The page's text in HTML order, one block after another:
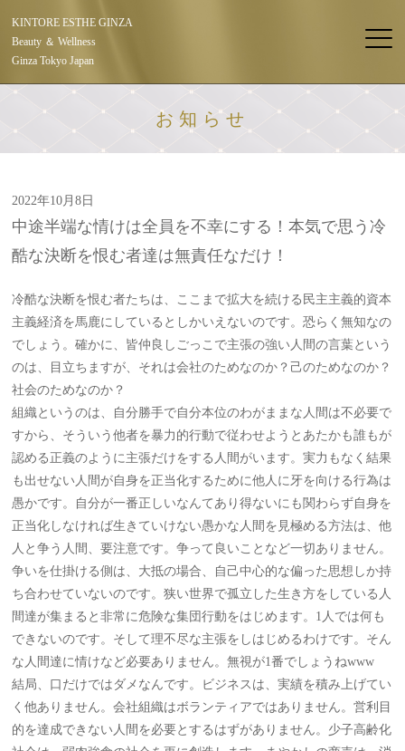
KINTORE ESTHE GINZA
Beauty ＆ Wellness
Ginza Tokyo Japan
お知らせ
2022年10月8日
中途半端な情けは全員を不幸にする！本気で思う冷
酷な決断を恨む者達は無責任なだけ！
冷酷な決断を恨む者たちは、ここまで拡大を続ける民主主義的資本
主義経済を馬鹿にしているとしかいえないのです。恐らく無知なの
でしょう。確かに、皆仲良しごっこで主張の強い人間の言葉という
のは、目立ちますが、それは会社のためなのか？己のためなのか？
社会のためなのか？
組織というのは、自分勝手で自分本位のわがままな人間は不必要で
すから、そういう他者を暴力的行動で従わせようとあたかも誰もが
認める正義のように主張だけをする人間がいます。実力もなく結果
も出せない人間が自身を正当化するために他人に牙を向ける行為は
愚かです。自分が一番正しいなんてあり得ないにも関わらず自身を
正当化しなければ生きていけない愚かな人間を見極める方法は、他
人と争う人間、要注意です。争って良いことなど一切ありません。
争いを仕掛ける側は、大抵の場合、自己中心的な偏った思想しか持
ち合わせていないのです。狭い世界で孤立した生き方をしている人
間達が集まると非常に危険な集団行動をはじめます。1人では何も
できないのです。そして理不尽な主張をしはじめるわけです。そん
な人間達に情けなど必要ありません。無視が1番でしょうねwww
結局、口だけではダメなんです。ビジネスは、実績を積み上げてい
く他ありません。会社組織はボランティアではありません。営利目
的を達成できない人間を必要とするはずがありません。少子高齢化